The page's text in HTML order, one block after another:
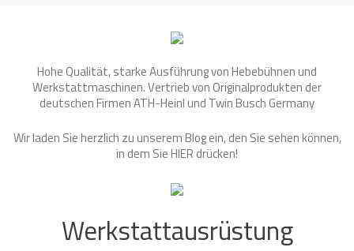
Hohe Qualität, starke Ausführung von Hebebühnen und
Werkstattmaschinen. Vertrieb von Originalprodukten der
deutschen Firmen ATH-Heinl und Twin Busch Germany
Wir laden Sie herzlich zu unserem Blog ein, den Sie sehen können,
in dem SieHIER drücken!
Werkstattausrüstung